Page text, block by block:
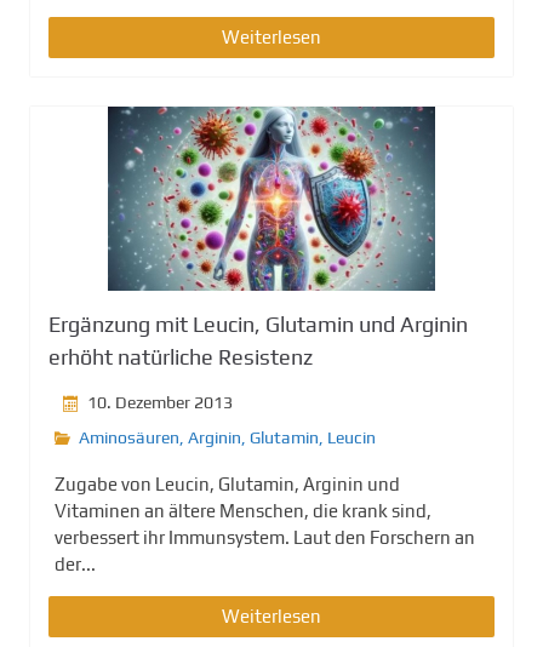
Weiterlesen
Ergänzung mit Leucin, Glutamin und Arginin
erhöht natürliche Resistenz
10. Dezember 2013
Aminosäuren, Arginin, Glutamin, Leucin
Zugabe von Leucin, Glutamin, Arginin und
Vitaminen an ältere Menschen, die krank sind,
verbessert ihr Immunsystem. Laut den Forschern an
der...
Weiterlesen